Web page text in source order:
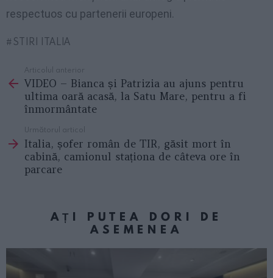
respectuos cu partenerii europeni.
STIRI ITALIA
more
Articolul anterior
VIDEO – Bianca și Patrizia au ajuns pentru
ultima oară acasă, la Satu Mare, pentru a fi
înmormântate
Următorul articol
Italia, șofer român de TIR, găsit mort în
cabină, camionul staționa de câteva ore în
parcare
AȚI PUTEA DORI DE
ASEMENEA